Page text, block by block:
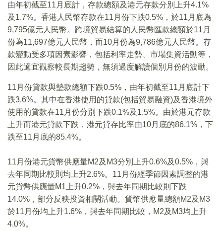
由年初截至11月底計，存款總額及港元存款分別上升4.1%
及1.7%。香港人民幣存款在11月份下跌0.5%，於11月底為
9,795億元人民幣。跨境貿易結算的人民幣匯款總額於11月
份為11,697億元人民幣，而10月份為9,786億元人民幣。存
款變動受多項因素影響，包括利率走勢、市場集資活動等，
因此適宜觀察較長期趨勢，無須過度解讀個別月份的波動。
11月份貸款與墊款總額下跌0.5%，由年初截至11月底計下
跌3.6%。其中在香港使用的貸款(包括貿易融資)及香港境外
使用的貸款在11月份分別下跌0.1%及1.5%。由於港元存款
上升而港元貸款下跌，港元貸存比率由10月底的86.1%，下
跌至11月底的85.4%。
11月份港元貨幣供應量M2及M3分別上升0.6%及0.5%，與
去年同期比較則均上升2.6%。11月份經季節因素調整的港
元貨幣供應量M1上升0.2%，與去年同期比較則下跌
14.0%，部分反映投資相關活動。貨幣供應量總額M2及M3
於11月份均上升1.6%，與去年同期比較，M2及M3均上升
4.0%。